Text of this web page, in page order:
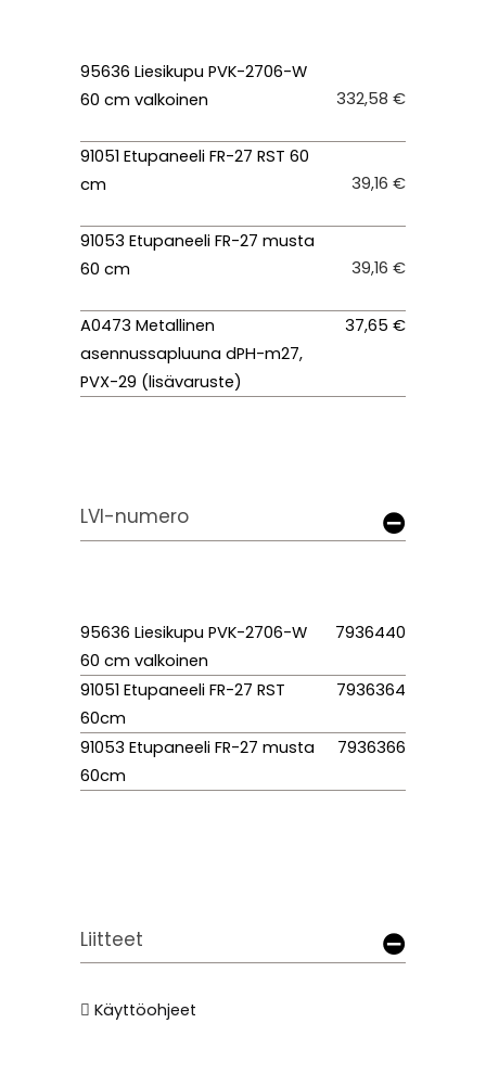
95636 Liesikupu PVK-2706-W
60 cm valkoinen
332,58 €
91051 Etupaneeli FR-27 RST 60
cm
39,16 €
91053 Etupaneeli FR-27 musta
60 cm
39,16 €
A0473 Metallinen
asennussapluuna dPH-m27,
PVX-29 (lisävaruste)
37,65 €
LVI-numero
95636 Liesikupu PVK-2706-W
60 cm valkoinen
7936440
91051 Etupaneeli FR-27 RST
60cm
7936364
91053 Etupaneeli FR-27 musta
60cm
7936366
Liitteet
Käyttöohjeet